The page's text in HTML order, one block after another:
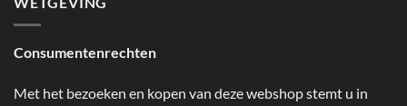
Consumentenrechten
Met het bezoeken en kopen van deze webshop stemt u in